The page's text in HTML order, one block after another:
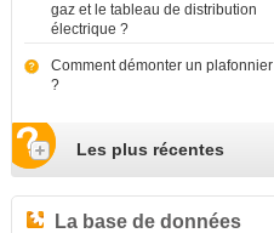
gaz et le tableau de distribution
électrique ?
Comment démonter un plafonnier
?
Les plus récentes
La base de données